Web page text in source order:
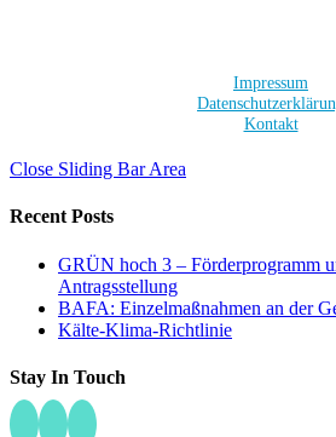
Impressum
Kontakt
Close Sliding Bar Area
Recent Posts
GRÜN hoch 3 – Förderprogramm
Antragsstellung
BAFA: Einzelmaßnahmen an der
Kälte-Klima-Richtlinie
Stay In Touch